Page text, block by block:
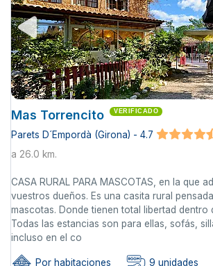
Mas Torrencito VERIFICADO
Parets D´Empordà (Girona) - 4.7
a 26.0 km.
CASA RURAL PARA MASCOTAS, en la que
vuestros dueños. Es una casita rural
mascotas. Donde tienen total libertad dentro
Todas las estancias son para ellas, sofás,
incluso en el co
Por habitaciones 9 unidades